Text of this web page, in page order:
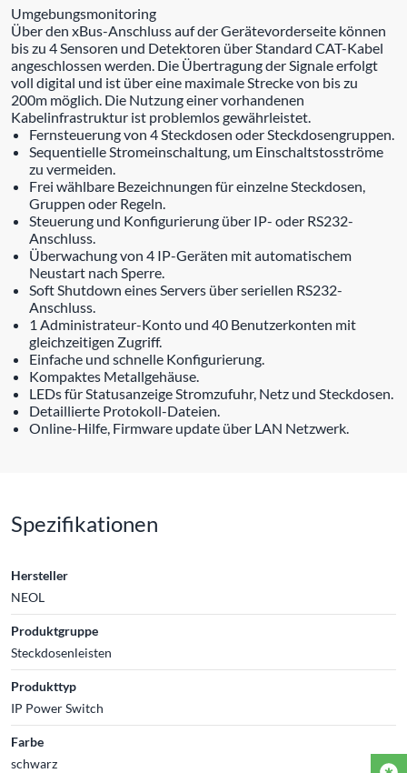
Umgebungsmonitoring
Über den xBus-Anschluss auf der Gerätevorderseite können
bis zu 4 Sensoren und Detektoren über Standard CAT-Kabel
angeschlossen werden. Die Übertragung der Signale erfolgt
voll digital und ist über eine maximale Strecke von bis zu
200m möglich. Die Nutzung einer vorhandenen
Kabelinfrastruktur ist problemlos gewährleistet.
Fernsteuerung von 4 Steckdosen oder Steckdosengruppen.
Sequentielle Stromeinschaltung, um Einschaltstosströme
zu vermeiden.
Frei wählbare Bezeichnungen für einzelne Steckdosen,
Gruppen oder Regeln.
Steuerung und Konfigurierung über IP- oder RS232-
Anschluss.
Überwachung von 4 IP-Geräten mit automatischem
Neustart nach Sperre.
Soft Shutdown eines Servers über seriellen RS232-
Anschluss.
1 Administrateur-Konto und 40 Benutzerkonten mit
gleichzeitigen Zugriff.
Einfache und schnelle Konfigurierung.
Kompaktes Metallgehäuse.
LEDs für Statusanzeige Stromzufuhr, Netz und Steckdosen.
Detaillierte Protokoll-Dateien.
Online-Hilfe, Firmware update über LAN Netzwerk.
Spezifikationen
Hersteller
NEOL
Produktgruppe
Steckdosenleisten
Produkttyp
IP Power Switch
Farbe
schwarz